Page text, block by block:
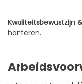
Kwaliteitsbewustzijn
hanteren.